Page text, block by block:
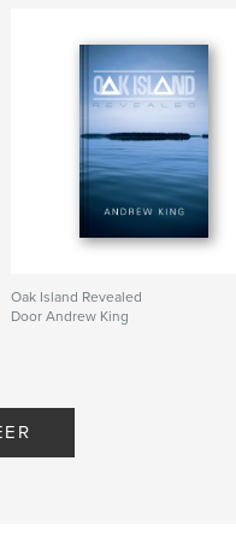
Oak Island Revealed
Door Andrew King